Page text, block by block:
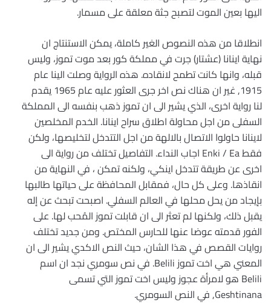
اليها بعين الموت لتصبح جثة معلقة على مسمار.
انطلاقا من هذه النصوص الغير كاملة، يمكن الاستنتاج ان
نهاية اينانا (عشتار) جرت في مملكة كور بعد موت تموز، وليس
قبله، وانها كانت تطمح لانقاده. هذه الرواية وصلت الينا عام
1915, غير ان هناك نص اخر جرى العثور عليه عام 1965 يقدم
لنا رواية اخرى، الذي يشير الى ان تموز ذهب بنفسه الى المملكة
السفلى من اجل محاولة اطلاق سراح اينانا. الخدم المخلصين
لاينانا حاولوا الاتصال بالالهة من اجل التتدخل لتخليصها، ولكن
فقط Enki / Ea اجاب النداء. التفاصيل تختلف من رواية الى
اخرى عن طريقة تتدخل اينكي، ولكنه تمكن ، في النهاية من
انقاذها. وعلى كل حال، فمقابل المحافظة على حياتها طالبها
بإيجاد من يحل محلها في العالم السفلي. اصبحت تبحث عن إله
يقبل ذلك، ولكنها لم تعثر الى ان قابلت تموز المُحب لها. على
الفور قدمته عوضا عنها للحارس المختص. ومن جديد تختلف
روايات القصص في هذا الشان، حيث النص الاكدي يشير الى ان
المعني هي اخت تموز Belili. في نص سومري نجد ان اسم
Belili هو لامرأة عجوز وليس اخت تموز التي تسمى
Geshtinana, في النص السومري.